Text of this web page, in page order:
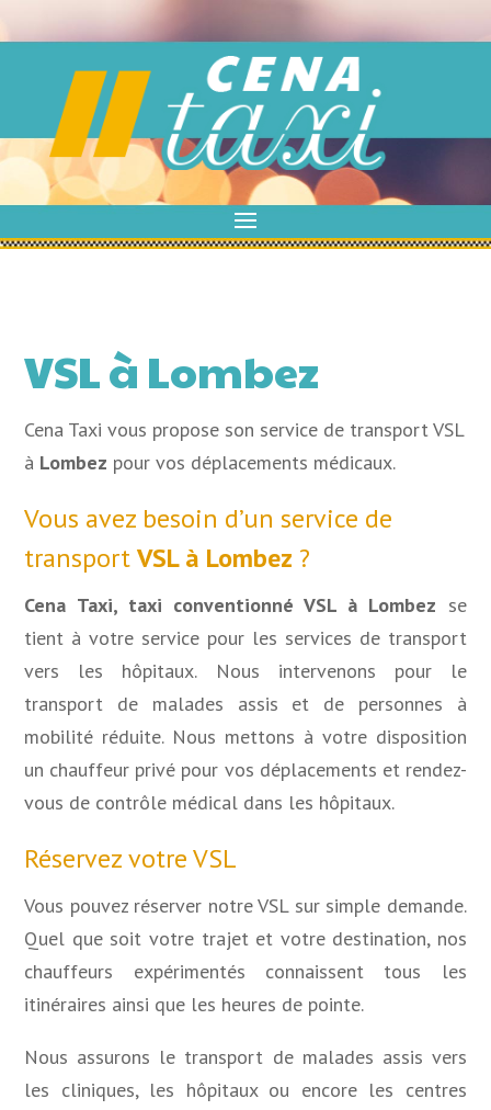
VSL à Lombez
Cena Taxi vous propose son service de transport VSL
à Lombez pour vos déplacements médicaux.
Vous avez besoin d’un service de
transportVSL à Lombez ?
Cena Taxi, taxi conventionné VSL à Lombez se
tient à votre service pour les services de transport
vers les hôpitaux. Nous intervenons pour le
transport de malades assis et de personnes à
mobilité réduite. Nous mettons à votre disposition
un chauffeur privé pour vos déplacements et rendez-
vous de contrôle médical dans les hôpitaux.
Réservez votre VSL
Vous pouvez réserver notre VSL sur simple demande.
Quel que soit votre trajet et votre destination, nos
chauffeurs expérimentés connaissent tous les
itinéraires ainsi que les heures de pointe.
Nous assurons le transport de malades assis vers
les cliniques, les hôpitaux ou encore les centres